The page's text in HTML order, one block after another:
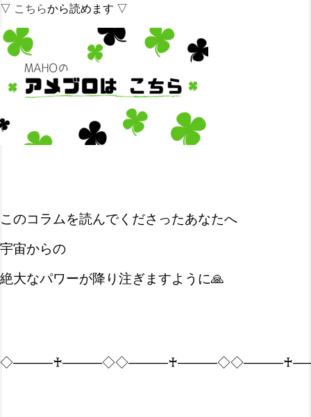
▽ こちらから読めます ▽
このコラムを読んでくださったあなたへ
宇宙からの
絶大なパワーが降り注ぎますように🙏